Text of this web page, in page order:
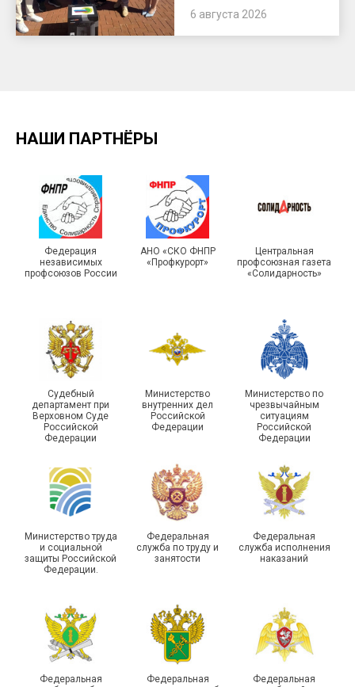
6 августа 2026
НАШИ ПАРТНЁРЫ
Федерация
независимых
профсоюзов России
АНО «СКО ФНПР
«Профкурорт»
Центральная
профсоюзная газета
«Солидарность»
Судебный
департамент при
Верховном Суде
Российской
Федерации
Министерство
внутренних дел
Российской
Федерации
Министерство по
чрезвычайным
ситуациям
Российской
Федерации
Министерство труда
и социальной
защиты Российской
Федерации.
Федеральная
служба по труду и
занятости
Федеральная
служба исполнения
наказаний
Федеральная
Федеральная
Федеральная